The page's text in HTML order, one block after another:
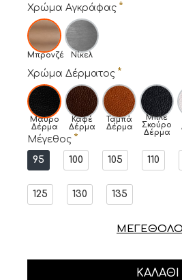
Χρώμα Αγκράφας
Μπρονζέ Νίκελ
Χρώμα Δέρματος
Μαύρο
Δέρμα
Καφέ
Δέρμα
Ταμπά
Δέρμα
Μπλε
Σκούρο
Δέρμα
Μέγεθος
95
100 105 110
125 130 135
ΚΑΛΆΘΙ